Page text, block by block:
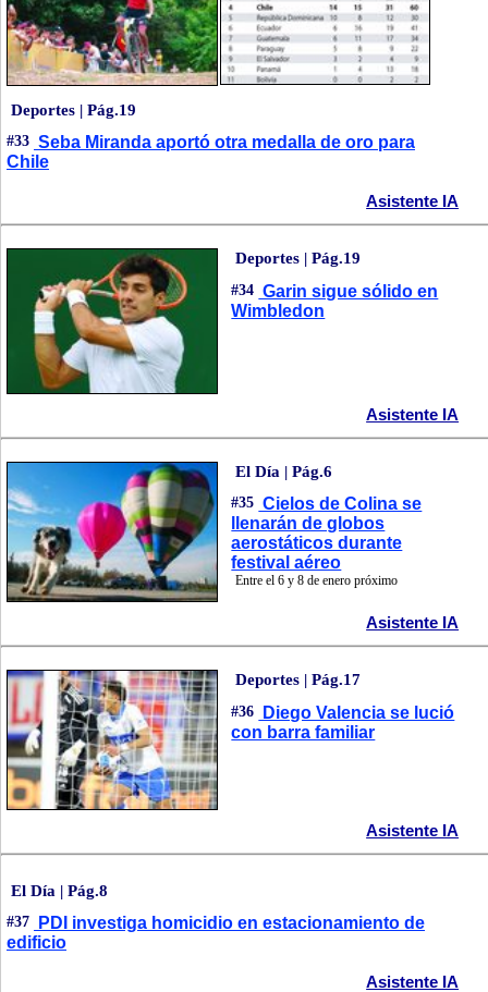
Deportes | Pág.19
#33 Seba Miranda aportó otra medalla de oro para
Chile
Asistente IA
Deportes | Pág.19
#34 Garin sigue sólido en
Wimbledon
Asistente IA
El Día | Pág.6
#35 Cielos de Colina se
llenarán de globos
aerostáticos durante
festival aéreo
Entre el 6 y 8 de enero próximo
Asistente IA
Deportes | Pág.17
#36
Diego Valencia se lució
con barra familiar
Asistente IA
El Día | Pág.8
#37
PDI investiga homicidio en estacionamiento de
edificio
Asistente IA